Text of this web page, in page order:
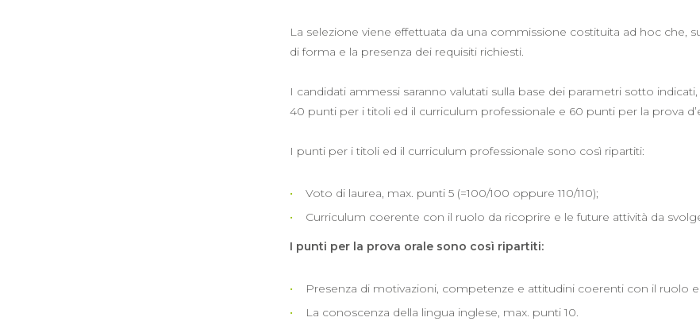
La selezione viene effettuata da una commissione costituita ad hoc che,
di forma e la presenza dei requisiti richiesti.
I candidati ammessi saranno valutati sulla base dei parametri sotto
40 punti per i titoli ed il curriculum professionale e 60 punti per la prova
I punti per i titoli ed il curriculum professionale sono così ripartiti:
Voto di laurea, max. punti 5 (=100/100 oppure 110/110);
Curriculum coerente con il ruolo da ricoprire e le future attività da
I punti per la prova orale sono così ripartiti:
Presenza di motivazioni, competenze e attitudini coerenti con il ruolo
La conoscenza della lingua inglese, max. punti 10.